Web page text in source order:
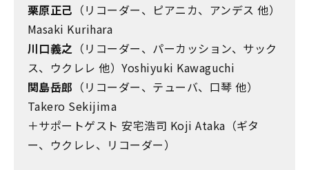
栗原正己 （リコーダー、ピアニカ、アンデス 他）
Masaki Kurihara
川口義之 （リコーダー、パーカッション、サック
ス、ウクレレ 他）Yoshiyuki Kawaguchi
関島岳郎 （リコーダー、テューバ、口琴 他）
Takero Sekijima
＋サポートゲスト 安宅浩司 Koji Ataka（ギタ
ー、ウクレレ、リコーダー）